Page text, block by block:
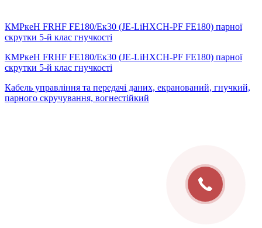
КМРкeН FRHF FE180/Eк30 (JE-LiHXCH-PF FE180) парної
скрутки 5-й клас гнучкості
КМРкeН FRHF FE180/Eк30 (JE-LiHXCH-PF FE180) парної
скрутки 5-й клас гнучкості
Кабель управління та передачі даних, екранований, гнучкий,
парного скручування, вогнестійкий